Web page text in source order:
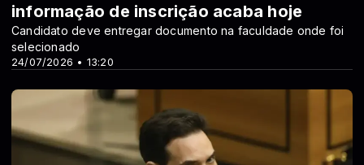
24/07/2026 • 13:20
informação de inscrição acaba hoje
Candidato deve entregar documento na faculdade onde foi
selecionado